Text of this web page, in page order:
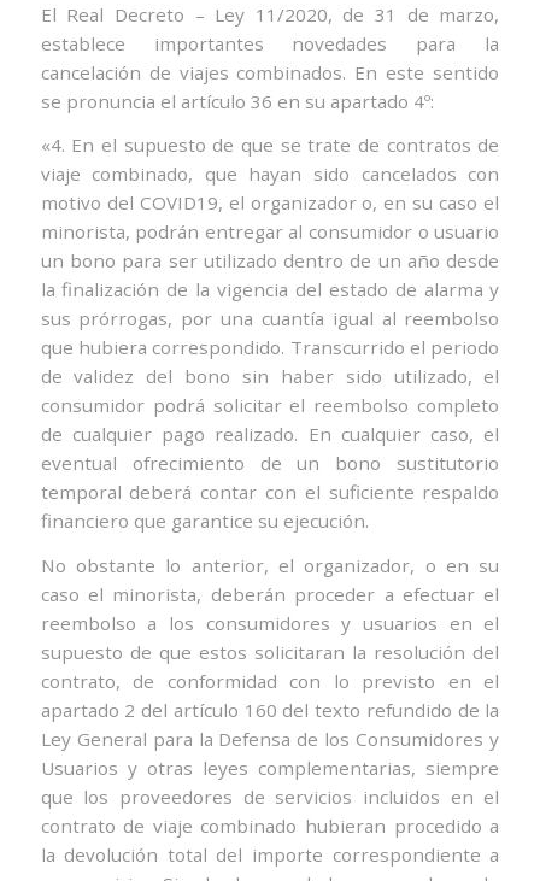
El Real Decreto – Ley 11/2020, de 31 de marzo,
establece importantes novedades para la
cancelación de viajes combinados. En este sentido
se pronuncia el artículo 36 en su apartado 4º:
«4. En el supuesto de que se trate de contratos de
viaje combinado, que hayan sido cancelados con
motivo del COVID19, el organizador o, en su caso el
minorista, podrán entregar al consumidor o usuario
un bono para ser utilizado dentro de un año desde
lafinalización de la vigencia del estado de alarma y
sus prórrogas, por una cuantía igual al reembolso
que hubiera correspondido. Transcurrido el periodo
de validez del bono sin haber sido utilizado, el
consumidor podrá solicitar el reembolso completo
de cualquier pago realizado. En cualquier caso, el
eventual ofrecimiento de un bono sustitutorio
temporal deberá contar con el suficiente respaldo
financiero que garantice su ejecución.
No obstante lo anterior, el organizador, o en su
caso el minorista, deberán proceder a efectuar el
reembolso a los consumidores y usuarios en el
supuesto de que estos solicitaran la resolución del
contrato, de conformidad con lo previsto en el
apartado 2 del artículo 160 del texto refundido de la
Ley General para la Defensa de los Consumidores y
Usuarios y otras leyes complementarias, siempre
que los proveedores de servicios incluidos en el
contrato de viaje combinado hubieran procedido a
la devolución total del importe correspondiente a